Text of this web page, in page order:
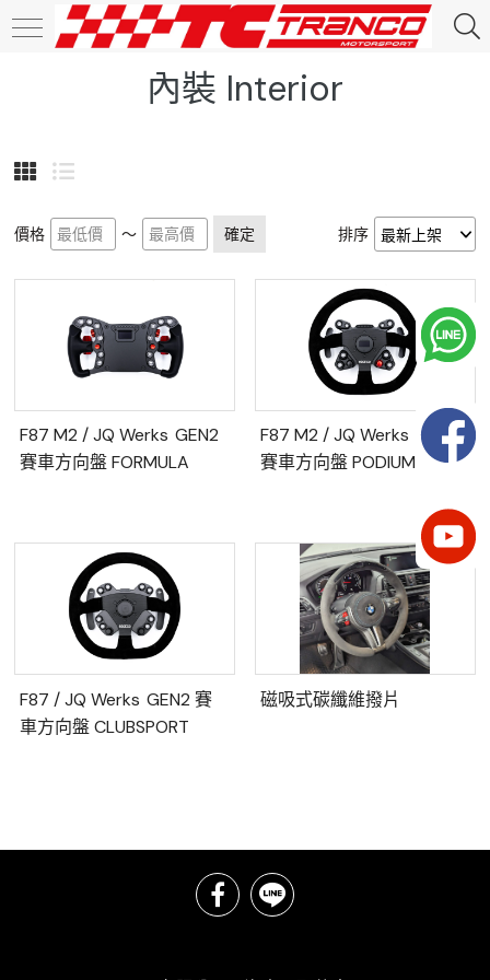
內裝 Interior
價格 ～ 確定 排序
F87 M2 / JQ Werks GEN2
賽車方向盤 FORMULA
F87 M2 / JQ Werks GEN2
賽車方向盤 PODIUM
F87 / JQ Werks GEN2 賽
車方向盤 CLUBSPORT
磁吸式碳纖維撥片